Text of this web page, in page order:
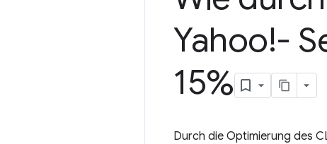
Yahoo!-
15%
Durch die Optimierung des